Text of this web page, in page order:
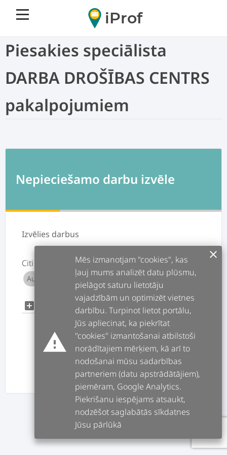
iProf
Piesakies speciālista
DARBA DROŠĪBAS CENTRS
pakalpojumiem
Nepieciešamo darbu izvēle
Izvēlies darbus
Citi
Auto celtņa operators
add_box add
ATPAKAĻ TĀLĀK
warning
Mēs izmanotjam "cookies", kas
ļauj mums analizēt datu plūsmu,
pielāgot saturu lietotāju
vajadzībām un optimizēt vietnes
darbību. Turpinot lietot portālu,
Jūs apliecinat, ka piekrītat
"cookies" izmantošanai atbilstoši
norādītajiem mērķiem, kā arī to
nodošanai mūsu sadarbības
partneriem (datu apstrādātājiem),
piemēram, Google Analytics.
Piekrišanu iespējams atsaukt,
nodzēšot saglabātās sīkdatnes
Jūsu pārlūkā
clear